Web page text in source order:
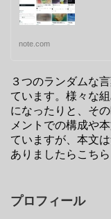
note.com
３つのランダムな
ています。様々な
になったりと、そ
メントでの構成や
ていますが、本文
ありましたらこち
プロフィール